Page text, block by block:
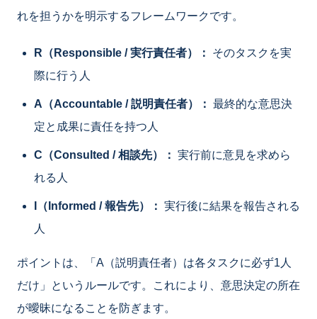
れを担うかを明示するフレームワークです。
R（Responsible / 実行責任者）：
そのタスクを実
際に行う人
A（Accountable / 説明責任者）： 最終的な意思決
定と成果に責任を持つ人
C（Consulted / 相談先）： 実行前に意見を求めら
れる人
I（Informed / 報告先）： 実行後に結果を報告される
人
ポイントは、「A（説明責任者）は各タスクに必ず1人
だけ」というルールです。これにより、意思決定の所在
が曖昧になることを防ぎます。